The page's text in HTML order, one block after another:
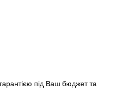
під Ваш бюджет та